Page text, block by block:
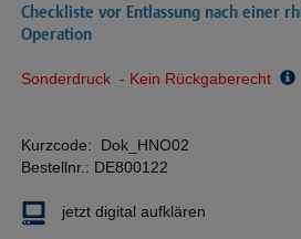
Checkliste vor Entlassung nach einer
Operation
Sonderdruck - Kein Rückgaberecht
Kurzcode: Dok_HNO02
Bestellnr.: DE800122
jetzt digital aufklären